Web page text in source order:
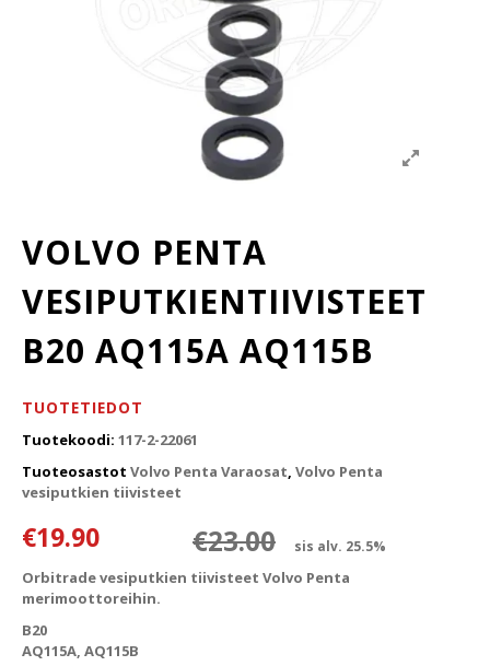
VOLVO PENTA
VESIPUTKIENTIIVISTEET
B20 AQ115A AQ115B
TUOTETIEDOT
Tuotekoodi: 117-2-22061
Tuoteosastot Volvo Penta Varaosat, Volvo Penta
vesiputkien tiivisteet
€23.00
€19.90 Nykyinen
sis alv. 25.5%
Orbitrade vesiputkien tiivisteet Volvo Penta
merimoottoreihin.
B20
AQ115A, AQ115B